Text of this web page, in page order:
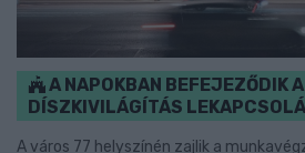
A NAPOKBAN BEFEJEZŐDIK A
DÍSZKIVILÁGÍTÁS
A város 77 helyszínén zajlik a